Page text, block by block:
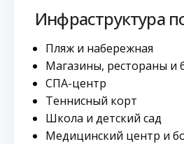
Инфраструктура
Пляж и набережная
Магазины, рестораны и
СПА-центр
Теннисный корт
Школа и детский сад
Медицинский центр и